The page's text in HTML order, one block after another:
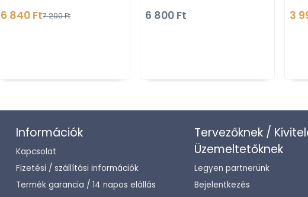
6 840 Ft7 200 Ft 6 800 Ft 3
Információk
Kapcsolat
Fizetési / szállítási információk
Termék garancia / 14 napos elállás
Tervezőknek /
Üzemeltetőknek
Legyen partnerünk
Bejelentkezés